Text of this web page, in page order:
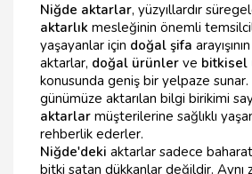
Niğde aktarlar, yüzyıllardır
aktarlık mesleğinin önemli
yaşayanlar için doğal şifa
aktarlar, doğal ürünler ve bitkisel
konusunda geniş bir yelpaze
günümüze aktarılan bilgi birikimi
aktarlar müşterilerine sağlıklı
rehberlik ederler.
Niğde'deki aktarlar sadece
bitki satan dükkanlar değildir. Aynı